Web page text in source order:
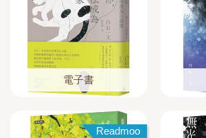
電子書
Readmoo